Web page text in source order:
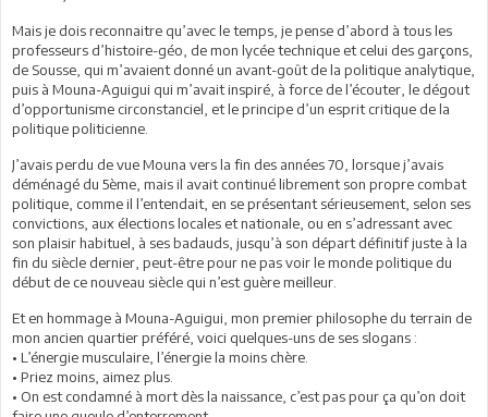
Mais je dois reconnaitre qu’avec le temps, je pense d’abord à tous les
professeurs d’histoire-géo, de mon lycée technique et celui des garçons,
de Sousse, qui m’avaient donné un avant-goût de la politique analytique,
puis à Mouna-Aguigui qui m’avait inspiré, à force de l’écouter, le dégout
d’opportunisme circonstanciel, et le principe d’un esprit critique de la
politique politicienne.
J’avais perdu de vue Mouna vers la fin des années 70, lorsque j’avais
déménagé du 5ème, mais il avait continué librement son propre combat
politique, comme il l’entendait, en se présentant sérieusement, selon ses
convictions, aux élections locales et nationale, ou en s’adressant avec
son plaisir habituel, à ses badauds, jusqu’à son départ définitif juste à la
fin du siècle dernier, peut-être pour ne pas voir le monde politique du
début de ce nouveau siècle qui n’est guère meilleur.
Et en hommage à Mouna-Aguigui, mon premier philosophe du terrain de
mon ancien quartier préféré, voici quelques-uns de ses slogans :
• L’énergie musculaire, l’énergie la moins chère.
• Priez moins, aimez plus.
• On est condamné à mort dès la naissance, c’est pas pour ça qu’on doit